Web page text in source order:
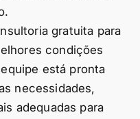
gratuita para
condições
está pronta
necessidades,
adequadas para